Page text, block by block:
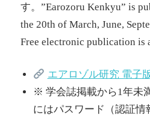
す。”Earozoru Kenkyu” is
the 20th of March, June,
Free electronic publication is
エアロゾル研究 電子版
※ 学会誌掲載から1年未
にはパスワード（認証